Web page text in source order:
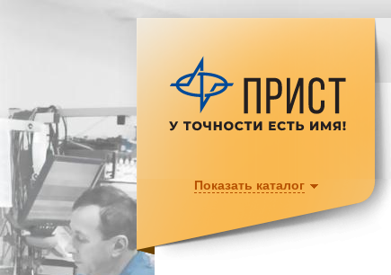
Показать каталог